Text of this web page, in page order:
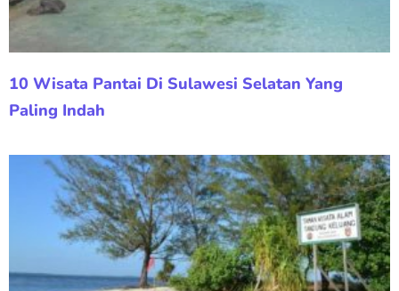
10 Wisata Pantai Di Sulawesi Selatan Yang
Paling Indah